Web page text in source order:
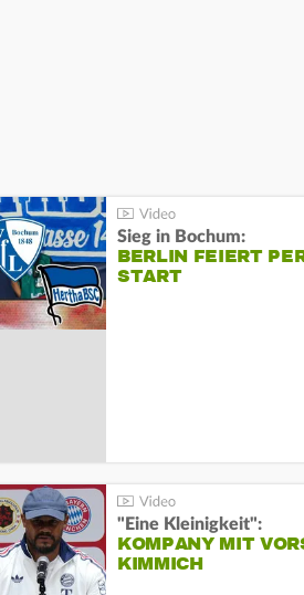
Sieg in Bochum:
BERLIN FEIERT
START
"Eine Kleinigkeit":
KOMPANY MIT
KIMMICH